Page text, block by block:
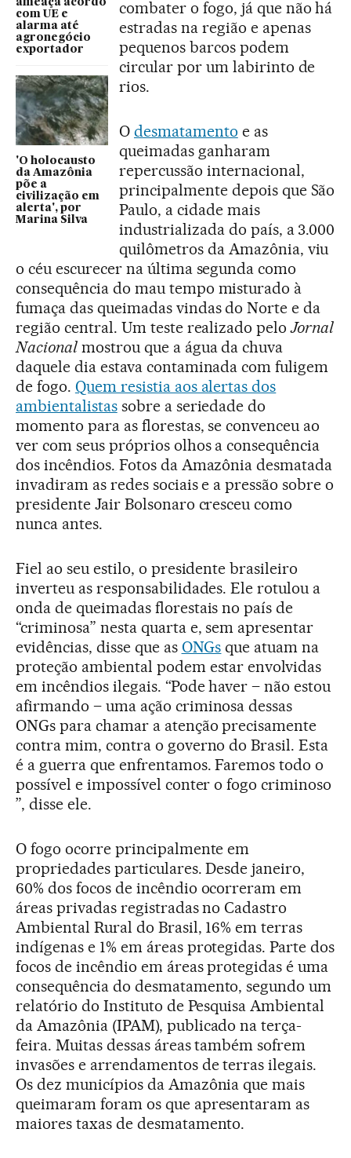
ameaça acordo
com UE e
alarma até
agronegócio
exportador
'O holocausto
da Amazônia
põe a
civilização em
alerta', por
Marina Silva
combater o fogo, já que não há
estradas na região e apenas
pequenos barcos podem
circular por um labirinto de
rios.
O desmatamento e as
queimadas ganharam
repercussão internacional,
principalmente depois que São
Paulo, a cidade mais
industrializada do país, a 3.000
quilômetros da Amazônia, viu
o céu escurecer na última segunda como
consequência do mau tempo misturado à
fumaça das queimadas vindas do Norte e da
região central. Um teste realizado peloJornal
Nacionalmostrou que a água da chuva
daquele dia estava contaminada com fuligem
de fogo. Quem resistia aos alertas dos
ambientalistassobre a seriedade do
momento para as florestas, se convenceu ao
ver com seus próprios olhos a consequência
dos incêndios. Fotos da Amazônia desmatada
invadiram as redes sociais e a pressão sobre o
presidente Jair Bolsonaro cresceu como
nunca antes.
Fiel ao seu estilo, o presidente brasileiro
inverteu as responsabilidades. Ele rotulou a
onda de queimadas florestais no país de
“criminosa” nesta quarta e, sem apresentar
evidências, disse que as ONGs que atuam na
proteção ambiental podem estar envolvidas
em incêndios ilegais. “Pode haver – não estou
afirmando – uma ação criminosa dessas
ONGs para chamar a atenção precisamente
contra mim, contra o governo do Brasil. Esta
é a guerra que enfrentamos. Faremos todo o
possível e impossível conter o fogo criminoso
”, disse ele.
O fogo ocorre principalmente em
propriedades particulares. Desde janeiro,
60% dos focos de incêndio ocorreram em
áreas privadas registradas no Cadastro
Ambiental Rural do Brasil, 16% em terras
indígenas e 1% em áreas protegidas. Parte dos
focos de incêndio em áreas protegidas é uma
consequência do desmatamento, segundo um
relatório do Instituto de Pesquisa Ambiental
da Amazônia (IPAM), publicado na terça-
feira. Muitas dessas áreas também sofrem
invasões e arrendamentos de terras ilegais.
Os dez municípios da Amazônia que mais
queimaram foram os que apresentaram as
maiores taxas de desmatamento.